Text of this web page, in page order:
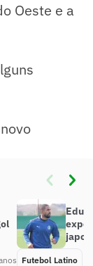
Oeste e a
Futebol Latino